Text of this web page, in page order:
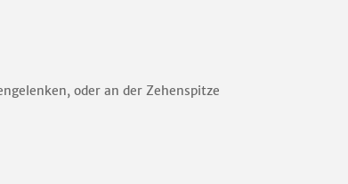
oder an der Zehenspitze